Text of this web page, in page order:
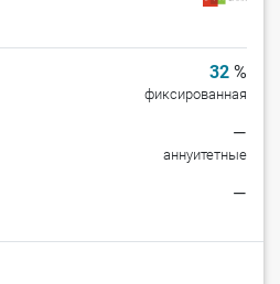
32 %
фиксированная
—
аннуитетные
—